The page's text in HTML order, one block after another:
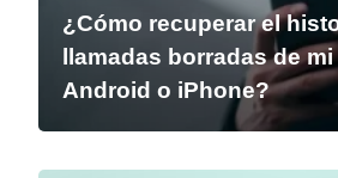
¿Cómo recuperar el
llamadas borradas de
Android o iPhone?